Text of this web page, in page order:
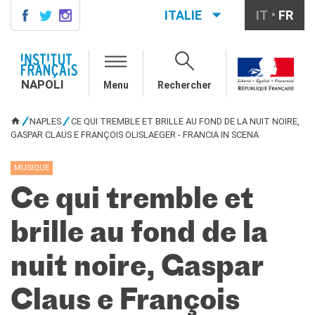
COURS DE FRANÇAIS
DIPLÔMES DELF DALF
MÉDIATHÈQUE
numérique
Ressources
ÉCOLE & UNIVERSITÉ
Coopération éducative
Coopération universitaire
Étudier en France
ITALIE IT FR
NAPOLI Menu Rechercher
VOUS ÊTES ICI
NAPLES
CE QUI TREMBLE ET BRILLE AU FOND DE LA NUIT NOIRE,
GASPAR CLAUS E FRANÇOIS OLISLAEGER - FRANCIA IN SCENA
MUSIQUE
Ce qui tremble et
brille au fond de la
nuit noire, Gaspar
Claus e François